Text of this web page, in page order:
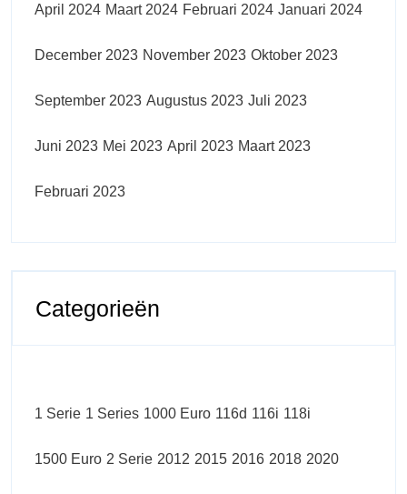
April 2024 Maart 2024 Februari 2024 Januari 2024
December 2023 November 2023 Oktober 2023
September 2023 Augustus 2023 Juli 2023
Juni 2023 Mei 2023 April 2023 Maart 2023
Februari 2023
Categorieën
1 Serie 1 Series 1000 Euro 116d 116i 118i
1500 Euro 2 Serie 2012 2015 2016 2018 2020